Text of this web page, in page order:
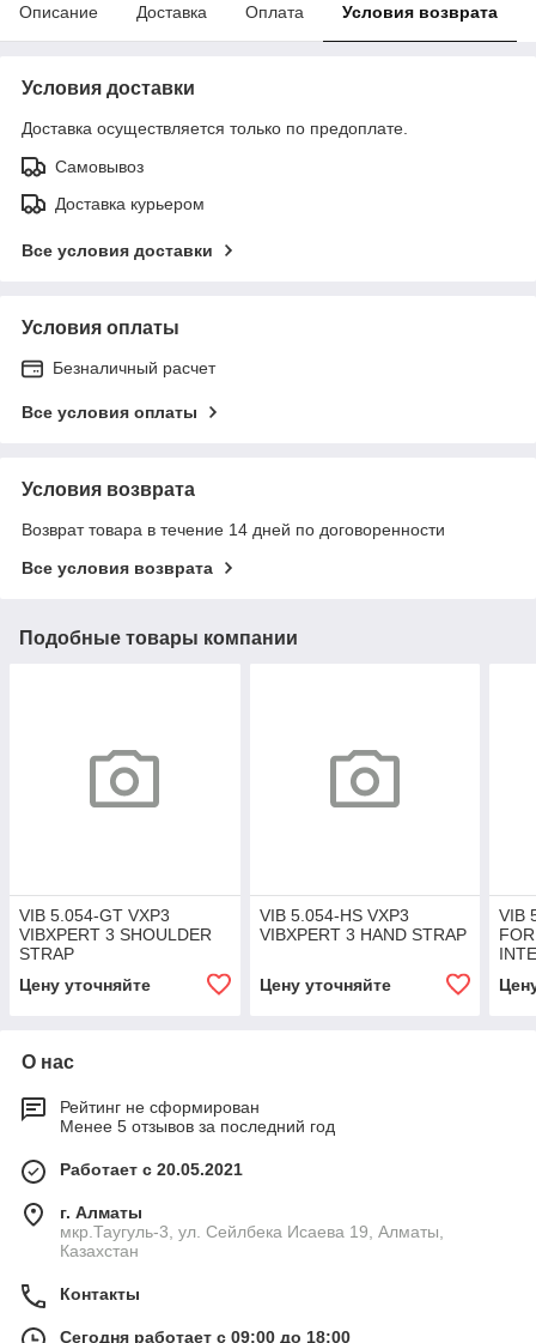
Описание Доставка Оплата Условия возврата
Условия доставки
Доставка осуществляется только по предоплате.
Самовывоз
Доставка курьером
Все условия доставки
Условия оплаты
Безналичный расчет
Все условия оплаты
Условия возврата
Возврат товара в течение 14 дней по договоренности
Все условия возврата
Подобные товары компании
VIB 5.054-GT VXP3
VIBXPERT 3 SHOULDER
STRAP
Цену уточняйте
VIB 5.054-HS VXP3
VIBXPERT 3 HAND STRAP
Цену уточняйте
VIB
О нас
Рейтинг не сформирован
Менее 5 отзывов за последний год
Работает с 20.05.2021
г. Алматы
мкр.Таугуль-3, ул. Сейлбека Исаева 19, Алматы,
Казахстан
Контакты
Сегодня работает с 09:00 до 18:00